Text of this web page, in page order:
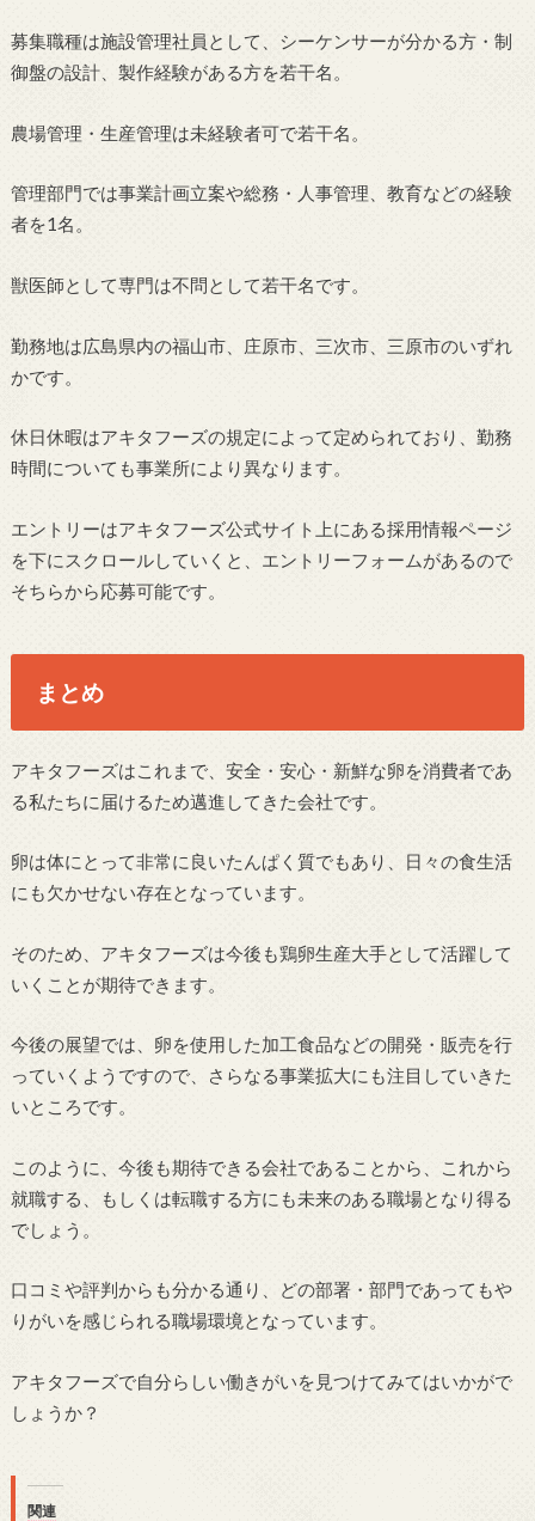
募集職種は施設管理社員として、シーケンサーが分かる方・制
御盤の設計、製作経験がある方を若干名。
農場管理・生産管理は未経験者可で若干名。
管理部門では事業計画立案や総務・人事管理、教育などの経験
者を1名。
獣医師として専門は不問として若干名です。
勤務地は広島県内の福山市、庄原市、三次市、三原市のいずれ
かです。
休日休暇はアキタフーズの規定によって定められており、勤務
時間についても事業所により異なります。
エントリーはアキタフーズ公式サイト上にある採用情報ページ
を下にスクロールしていくと、エントリーフォームがあるので
そちらから応募可能です。
まとめ
アキタフーズはこれまで、安全・安心・新鮮な卵を消費者であ
る私たちに届けるため邁進してきた会社です。
卵は体にとって非常に良いたんぱく質でもあり、日々の食生活
にも欠かせない存在となっています。
そのため、アキタフーズは今後も鶏卵生産大手として活躍して
いくことが期待できます。
今後の展望では、卵を使用した加工食品などの開発・販売を行
っていくようですので、さらなる事業拡大にも注目していきた
いところです。
このように、今後も期待できる会社であることから、これから
就職する、もしくは転職する方にも未来のある職場となり得る
でしょう。
口コミや評判からも分かる通り、どの部署・部門であってもや
りがいを感じられる職場環境となっています。
アキタフーズで自分らしい働きがいを見つけてみてはいかがで
しょうか？
関連